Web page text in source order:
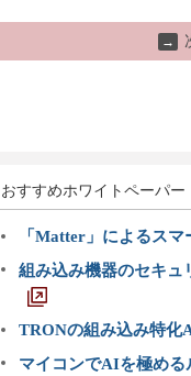
→
おすすめホワイトペーパー
「Matter」によるス
組み込み機器のセキ
TRONの組み込み特化
マイコンでAIを極め